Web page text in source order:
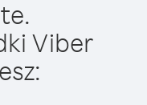
Viber